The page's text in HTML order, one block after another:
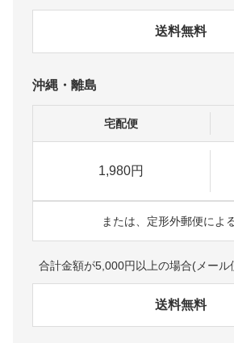
送料無料
沖縄・離島
宅配便
1,980円
または、定形外郵便によ
合計金額が5,000円以上の場合(メール
送料無料